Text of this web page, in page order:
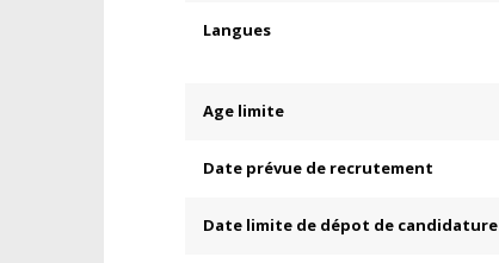
Langues
Age limite
Date prévue de recrutement
Date limite de dépot de candidature